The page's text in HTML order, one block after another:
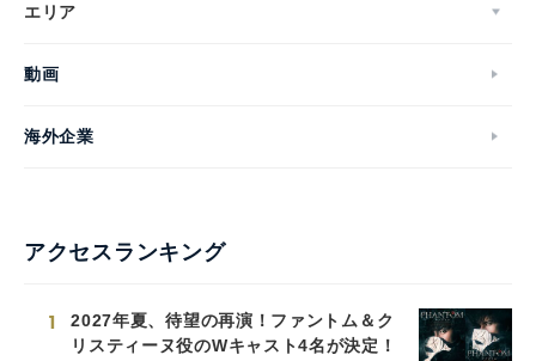
エリア
動画
海外企業
アクセスランキング
1
2027年夏、待望の再演！ファントム＆ク
リスティーヌ役のWキャスト4名が決定！